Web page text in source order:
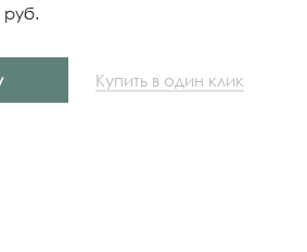
руб.
Купить в один клик